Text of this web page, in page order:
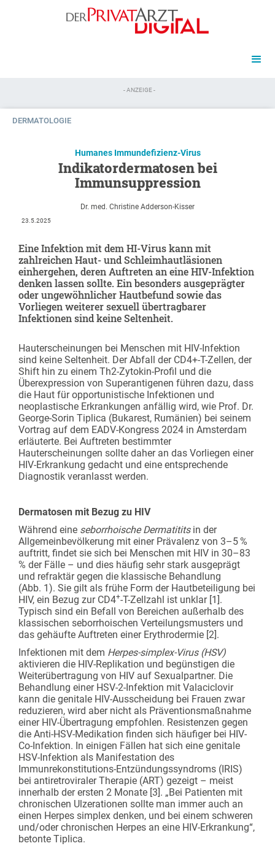
- ANZEIGE -
DERMATOLOGIE
Humanes Immundefizienz-Virus
Indikatordermatosen bei
Immunsuppression
Dr. med. Christine Adderson-Kisser
23.5.2025
Eine Infektion mit dem HI-Virus kann mit
zahlreichen Haut- und Schleimhautläsionen
einhergehen, deren Auftreten an eine HIV-Infektion
denken lassen sollte. Ein besonders ausgeprägter
oder ungewöhnlicher Hautbefund sowie das
Vorliegen weiterer sexuell übertragbarer
Infektionen sind keine Seltenheit.
Hauterscheinungen bei Menschen mit HIV-Infektion
sind keine Seltenheit. Der Abfall der CD4+-T-Zellen, der
Shift hin zu einem Th2-Zytokin-Profil und die
Überexpression von Superantigenen führen dazu, dass
die Haut für opportunistische Infektionen und
neoplastische Erkrankungen anfällig wird, wie Prof. Dr.
George-Sorin Tiplica (Bukarest, Rumänien) bei seinem
Vortrag auf dem EADV-Kongress 2024 in Amsterdam
erläuterte. Bei Auftreten bestimmter
Hauterscheinungen sollte daher an das Vorliegen einer
HIV-Erkrankung gedacht und eine entsprechende
Diagnostik veranlasst werden.
Dermatosen mit Bezug zu HIV
Während eine seborrhoische Dermatititsin der
Allgemeinbevölkerung mit einer Prävalenz von 3–5 %
auftritt, findet sie sich bei Menschen mit HIV in 30–83
% der Fälle – und dies häufig sehr stark ausgeprägt
und refraktär gegen die klassische Behandlung
(Abb. 1). Sie gilt als frühe Form der Hautbeteiligung bei
HIV, ein Bezug zur CD4+-T-Zellzahl ist unklar [1].
Typisch sind ein Befall von Bereichen außerhalb des
klassischen seborrhoischen Verteilungsmusters und
das gehäufte Auftreten einer Erythrodermie [2].
Infektionen mit dem Herpes-simplex-Virus (HSV)
aktivieren die HIV-Replikation und begünstigen die
Weiterübertragung von HIV auf Sexualpartner. Die
Behandlung einer HSV-2-Infektion mit Valaciclovir
kann die genitale HIV-Ausscheidung bei Frauen zwar
reduzieren, wird aber nicht als Präventionsmaßnahme
einer HIV-Übertragung empfohlen. Resistenzen gegen
die Anti-HSV-Medikation finden sich häufiger bei HIV-
Co-Infektion. In einigen Fällen hat sich eine genitale
HSV-Infektion als Manifestation des
Immunrekonstitutions-Entzündungssyndroms (IRIS)
bei antiretroviraler Therapie (ART) gezeigt – meist
innerhalb der ersten 2 Monate [3]. „Bei Patienten mit
chronischen Ulzerationen sollte man immer auch an
einen Herpes simplex denken, und bei einem schweren
und/oder chronischen Herpes an eine HIV-Erkrankung“,
betonte Tiplica.